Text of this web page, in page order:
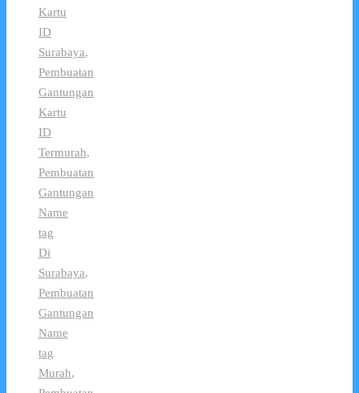
Kartu
ID
Surabaya,
Pembuatan
Gantungan
Kartu
ID
Termurah,
Pembuatan
Gantungan
Name
tag
Di
Surabaya,
Pembuatan
Gantungan
Name
tag
Murah,